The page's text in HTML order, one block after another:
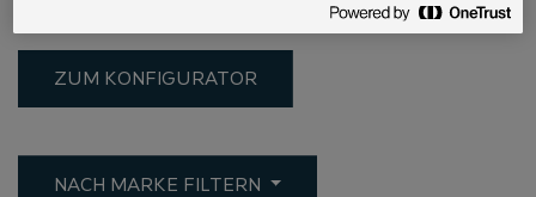
ZUM KONFIGURATOR
NACH MARKE FILTERN